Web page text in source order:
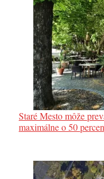
Staré Mesto môže
maximálne o 50